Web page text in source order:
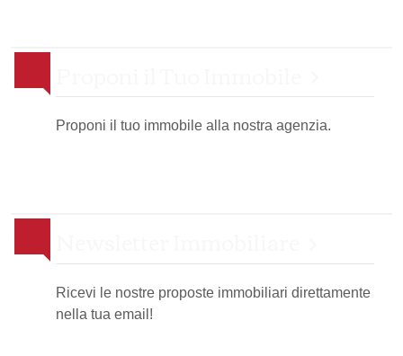
Proponi il tuo immobile alla nostra agenzia.
Ricevi le nostre proposte immobiliari direttamente
nella tua email!